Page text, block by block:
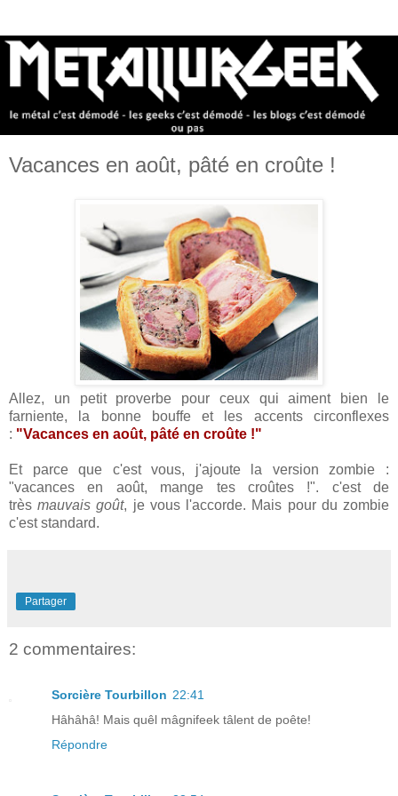
Vacances en août, pâté en croûte !
Allez, un petit proverbe pour ceux qui aiment bien le
farniente, la bonne bouffe et les accents circonflexes
: "Vacances en août, pâté en croûte !"
Et parce que c'est vous, j'ajoute la version zombie :
"vacances en août, mange tes croûtes !". c'est de
trèsmauvais goût, je vous l'accorde. Mais pour du zombie
c'est standard.
Partager
2 commentaires:
Sorcière Tourbillon 22:41
Hâhâhâ! Mais quêl mâgnifeek tâlent de poête!
Répondre